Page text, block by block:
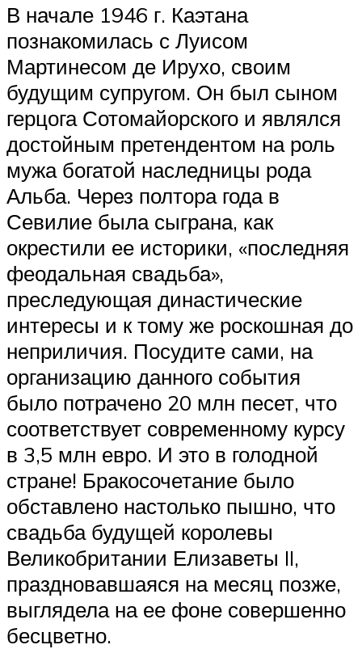
В начале 1946 г. Каэтана
познакомилась с Луисом
Мартинесом де Ирухо, своим
будущим супругом. Он был сыном
герцога Сотомайорского и являлся
достойным претендентом на роль
мужа богатой наследницы рода
Альба. Через полтора года в
Севилие была сыграна, как
окрестили ее историки, «последняя
феодальная свадьба»,
преследующая династические
интересы и к тому же роскошная до
неприличия. Посудите сами, на
организацию данного события
было потрачено 20 млн песет, что
соответствует современному курсу
в 3,5 млн евро. И это в голодной
стране! Бракосочетание было
обставлено настолько пышно, что
свадьба будущей королевы
Великобритании Елизаветы II,
праздновавшаяся на месяц позже,
выглядела на ее фоне совершенно
бесцветно.